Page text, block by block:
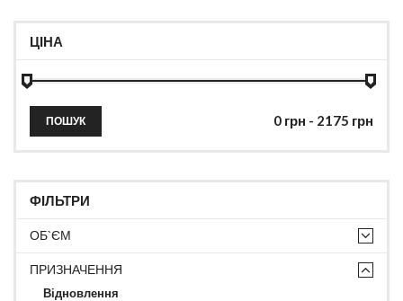
ЦІНА
ПОШУК
ФІЛЬТРИ
ОБ`ЄМ
ПРИЗНАЧЕННЯ
Відновлення